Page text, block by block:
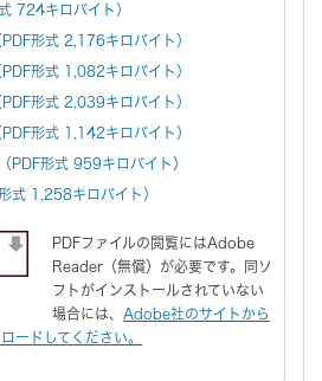
724キロバイト）
形式 2,176キロバイト）
形式 1,082キロバイト）
形式 2,039キロバイト）
形式 1,142キロバイト）
PDF形式 959キロバイト）
式 1,258キロバイト）
PDFファイルの閲覧にはAdobe
Reader（無償）が必要です。同ソ
フトがインストールされていない
場合には、 Adobe社のサイトから
ードしてください。